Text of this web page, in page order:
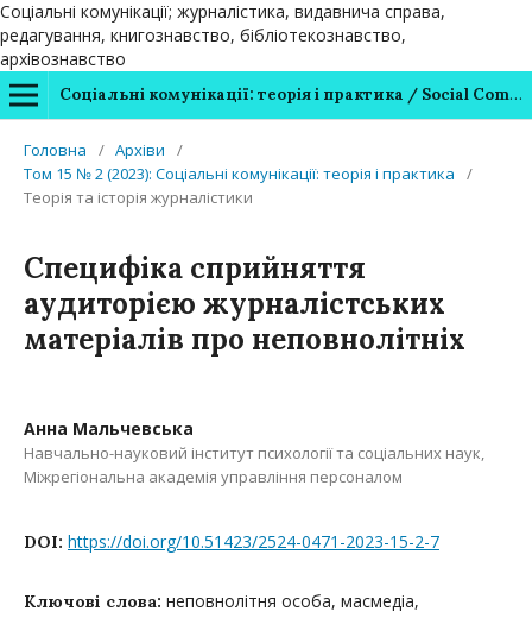
Соціальні комунікації; журналістика, видавнича справа,
редагування, книгознавство, бібліотекознавство,
архівознавство
Соціальні комунікації: теорія і практика / Social Communications: Theory and Practice
Головна / Архіви
/
Том 15 № 2 (2023): Соціальні комунікації: теорія і практика
/
Теорія та історія журналістики
Специфіка сприйняття
аудиторією журналістських
матеріалів про неповнолітніх
Анна Мальчевська
Навчально-науковий інститут психології та соціальних наук,
Міжрегіональна академія управління персоналом
DOI: https://doi.org/10.51423/2524-0471-2023-15-2-7
Ключові слова: неповнолітня особа, масмедіа,